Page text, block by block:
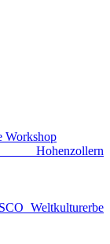
Hohenzollern
Weltkulturerbe